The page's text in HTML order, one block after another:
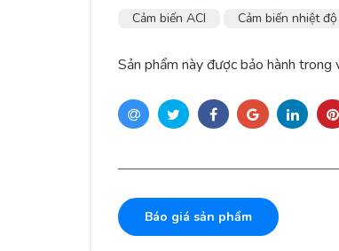
Cảm biến ACI Cảm biến nhiệt độ
Sản phẩm này được bảo hành
Báo giá sản phẩm